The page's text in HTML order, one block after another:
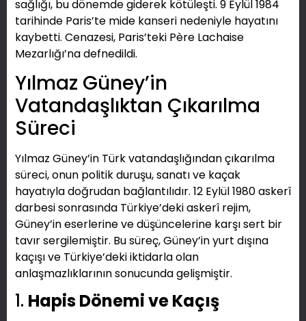
sağlığı, bu dönemde giderek kötüleşti. 9 Eylül 1984
tarihinde Paris’te mide kanseri nedeniyle hayatını
kaybetti. Cenazesi, Paris’teki Père Lachaise
Mezarlığı’na defnedildi.
Yılmaz Güney’in
Vatandaşlıktan Çıkarılma
Süreci
Yılmaz Güney’in Türk vatandaşlığından çıkarılma
süreci, onun politik duruşu, sanatı ve kaçak
hayatıyla doğrudan bağlantılıdır. 12 Eylül 1980 askerî
darbesi sonrasında Türkiye’deki askerî rejim,
Güney’in eserlerine ve düşüncelerine karşı sert bir
tavır sergilemiştir. Bu süreç, Güney’in yurt dışına
kaçışı ve Türkiye’deki iktidarla olan
anlaşmazlıklarının sonucunda gelişmiştir.
1. Hapis Dönemi ve Kaçış